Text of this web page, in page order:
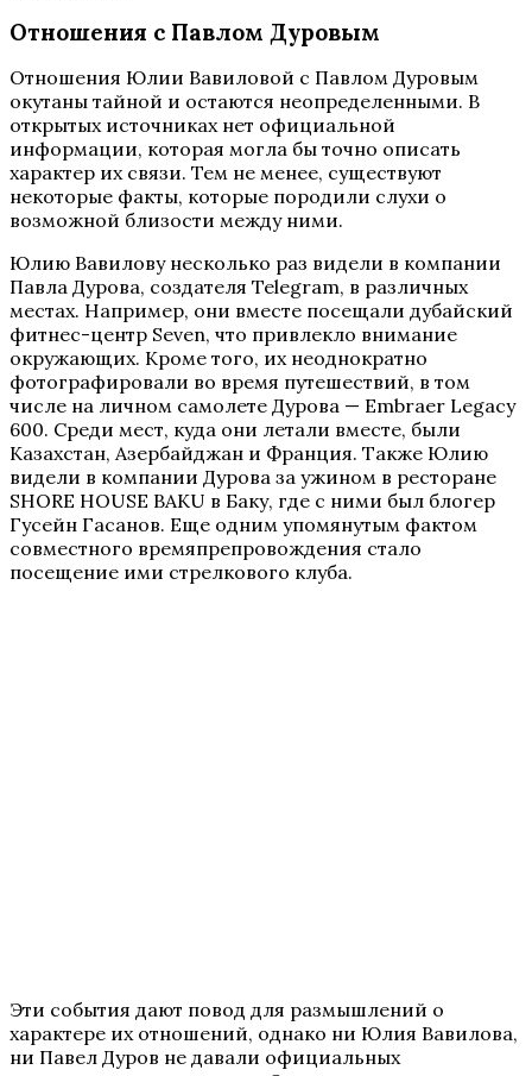
Отношения с Павлом Дуровым
Отношения Юлии Вавиловой с Павлом Дуровым
окутаны тайной и остаются неопределенными. В
открытых источниках нет официальной
информации, которая могла бы точно описать
характер их связи. Тем не менее, существуют
некоторые факты, которые породили слухи о
возможной близости между ними.
Юлию Вавилову несколько раз видели в компании
Павла Дурова, создателя Telegram, в различных
местах. Например, они вместе посещали дубайский
фитнес-центр Seven, что привлекло внимание
окружающих. Кроме того, их неоднократно
фотографировали во время путешествий, в том
числе на личном самолете Дурова — Embraer Legacy
600. Среди мест, куда они летали вместе, были
Казахстан, Азербайджан и Франция. Также Юлию
видели в компании Дурова за ужином в ресторане
SHORE HOUSE BAKU в Баку, где с ними был блогер
Гусейн Гасанов. Еще одним упомянутым фактом
совместного времяпрепровождения стало
посещение ими стрелкового клуба.
Эти события дают повод для размышлений о
характере их отношений, однако ни Юлия Вавилова,
ни Павел Дуров не давали официальных